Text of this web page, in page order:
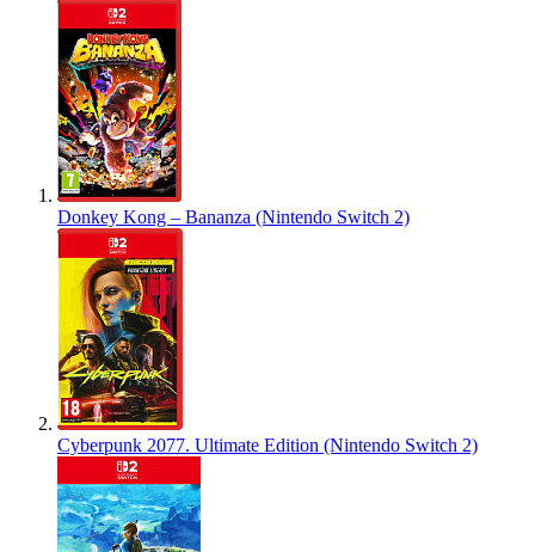
Donkey Kong – Bananza (Nintendo Switch 2)
Cyberpunk 2077. Ultimate Edition (Nintendo Switch 2)